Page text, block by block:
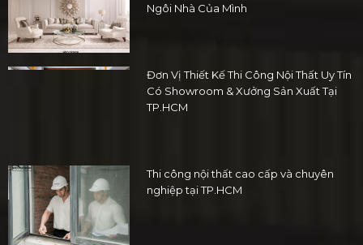
Ngôi Nhà Của Mình
Đơn Vị Thiết Kế Thi Công Nội Thất Uy Tín
Có Showroom & Xưởng Sản Xuất Tại
TP.HCM
Thi công nội thất cao cấp và chuyên
nghiệp tại TP.HCM